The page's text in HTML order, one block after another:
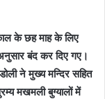
के छह माह के लिए
बंद कर दिए गए।
ने मुख्य मन्दिर सहित
मखमली बुग्यालों में